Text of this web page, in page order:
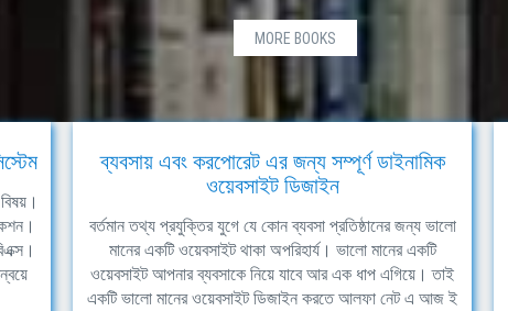
MORE BOOKS
ব্যবসায় এবং করপোরেট এর জন্য সম্পূর্ণ ডাইনামিক
ওয়েবসাইট ডিজাইন
বর্তমান তথ্য প্রযুক্তির যুগে যে কোন ব্যবসা প্রতিষ্ঠানের জন্য ভালো
মানের একটি ওয়েবসাইট থাকা অপরিহার্য। ভালো মানের একটি
ওয়েবসাইট আপনার ব্যবসাকে নিয়ে যাবে আর এক ধাপ এগিয়ে। তাই
একটি ভালো মানের ওয়েবসাইট ডিজাইন করতে আলফা নেট এ আজ ই